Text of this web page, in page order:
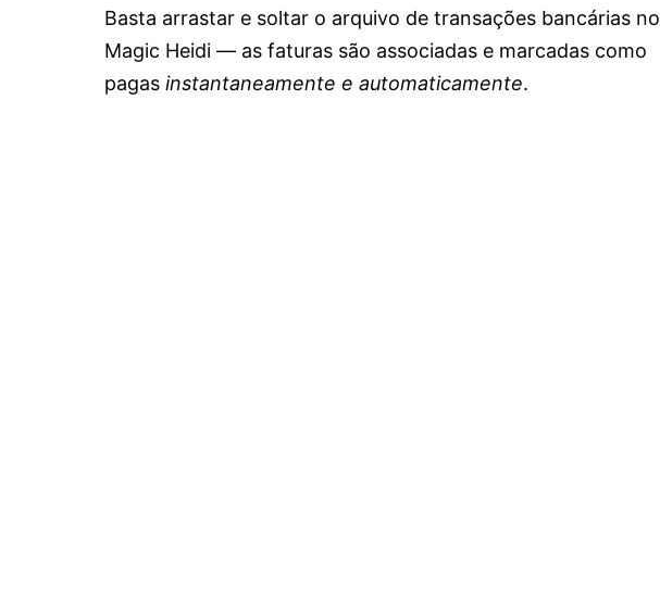
Basta arrastar e soltar o arquivo de transações bancárias no
Magic Heidi — as faturas são associadas e marcadas como
pagas instantaneamente e automaticamente.